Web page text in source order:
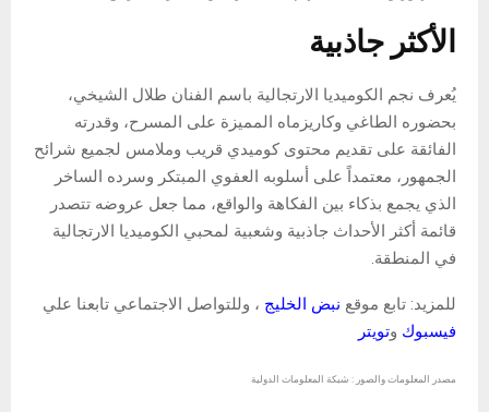
الأكثر جاذبية
يُعرف نجم الكوميديا ​​الارتجالية باسم الفنان طلال الشيخي،
بحضوره الطاغي وكاريزماه المميزة على المسرح، وقدرته
الفائقة على تقديم محتوى كوميدي قريب وملامس لجميع شرائح
الجمهور، معتمداً على أسلوبه العفوي المبتكر وسرده الساخر
الذي يجمع بذكاء بين الفكاهة والواقع، مما جعل عروضه تتصدر
قائمة أكثر الأحداث جاذبية وشعبية لمحبي الكوميديا ​​الارتجالية
في المنطقة.
للمزيد: تابع موقع نبض الخليج ، وللتواصل الاجتماعي تابعنا علي
فيسبوك وتويتر
مصدر المعلومات والصور : شبكة المعلومات الدولية